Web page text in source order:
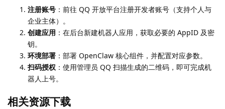
注册账号 ：前往 QQ 开放平台注册开发者账号（支持个人与
企业主体）。
创建应用 ：在后台新建机器人应用，获取必要的 AppID 及密
钥。
环境部署 ：部署 OpenClaw 核心组件，并配置对应参数。
扫码授权 ：使用管理员 QQ 扫描生成的二维码，即可完成机
器人上号。
相关资源下载